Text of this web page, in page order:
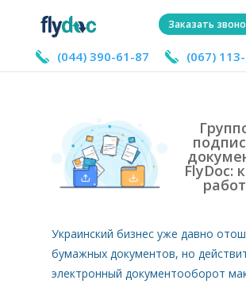
Не удалось подключится к базе
(044) 390-61-87 (067)
Заказать
FlyDoc:
Украинский бизнес уже давно
бумажных документов, но
электронный документооборот